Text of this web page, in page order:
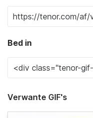
Bed in
Verwante GIF's